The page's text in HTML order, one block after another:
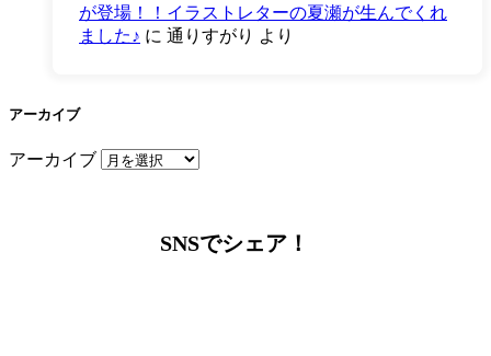
が登場！！イラストレターの夏瀬が生んでくれ
ました♪ に 通りすがり より
アーカイブ
アーカイブ
SNSでシェア！